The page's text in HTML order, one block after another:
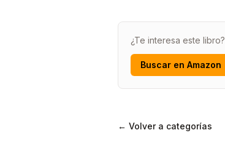
¿Te interesa este libro?
Buscar en Amazon
← Volver a categorías